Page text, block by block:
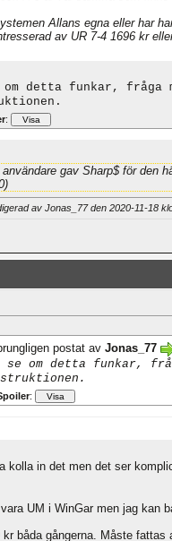
Allans egna eller har
av UR 7-4 1696 kr
om detta funkar, fråga
:
gav Sharp$ för den
av Jonas_77 den 2020-11-18
postat av Jonas_77
se om detta funkar,
:
kolla in det men det ser
UM i WinGar men jag kan
kr båda gångerna. Måste fattas